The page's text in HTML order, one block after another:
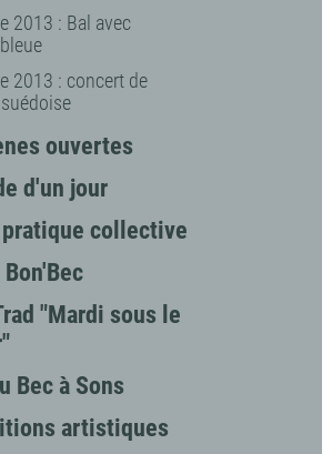
2013 : Bal avec
2013 : concert de
ouvertes
d'un jour
collective
"Mardi sous le
Bec à Sons
artistiques